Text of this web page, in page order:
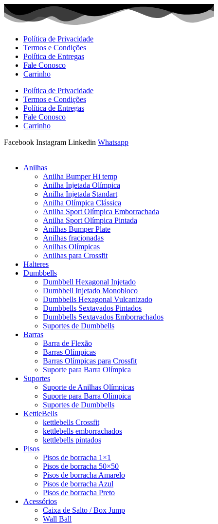
Ir
para
Política de Privacidade
Termos e Condições
Política de Entregas
Fale Conosco
Carrinho
Política de Privacidade
Termos e Condições
Política de Entregas
Fale Conosco
Carrinho
Facebook Instagram Linkedin Whatsapp
Anilhas
Anilha Bumper Hi temp
Anilha Injetada Olímpica
Anilha Injetada Standart
Anilha Olímpica Clássica
Anilha Sport Olímpica Emborrachada
Anilha Sport Olímpica Pintada
Anilhas Bumper Plate
Anilhas fracionadas
Anilhas Olímpicas
Anilhas para Crossfit
Halteres
Dumbbells
Dumbbell Hexagonal Injetado
Dumbbell Injetado Monobloco
Dumbbells Hexagonal Vulcanizado
Dumbbells Sextavados Pintados
Dumbbells Sextavados Emborrachados
Suportes de Dumbbells
Barras
Barra de Flexão
Barras Olímpicas
Barras Olímpicas para Crossfit
Suporte para Barra Olímpica
Suportes
Suporte de Anilhas Olímpicas
Suporte para Barra Olímpica
Suportes de Dumbbells
KettleBells
kettlebells Crossfit
kettlebells emborrachados
kettlebells pintados
Pisos
Pisos de borracha 1×1
Pisos de borracha 50×50
Pisos de borracha Amarelo
Pisos de borracha Azul
Pisos de borracha Preto
Acessórios
Caixa de Salto / Box Jump
Wall Ball